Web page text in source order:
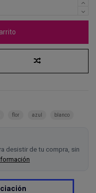
flor azul blanco
desistir de tu compra, sin